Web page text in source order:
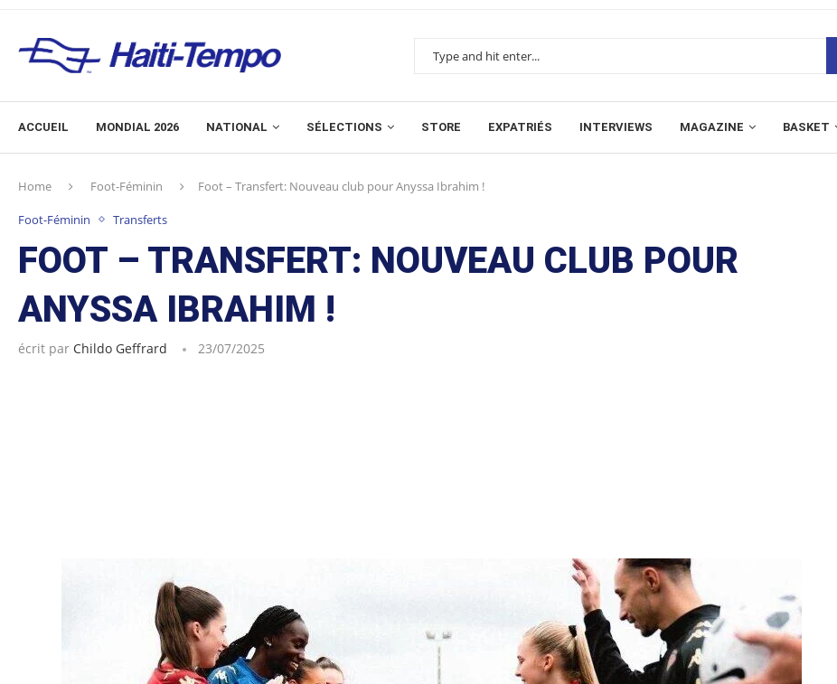
ACCUEIL MONDIAL 2026 NATIONAL SÉLECTIONS STORE EXPATRIÉS INTERVIEWS MAGAZINE BASKET
Home Foot-Féminin Foot – Transfert: Nouveau club pour Anyssa Ibrahim !
Foot-Féminin Transferts
FOOT – TRANSFERT: NOUVEAU CLUB POUR
ANYSSA IBRAHIM !
écrit par Childo Geffrard 23/07/2025